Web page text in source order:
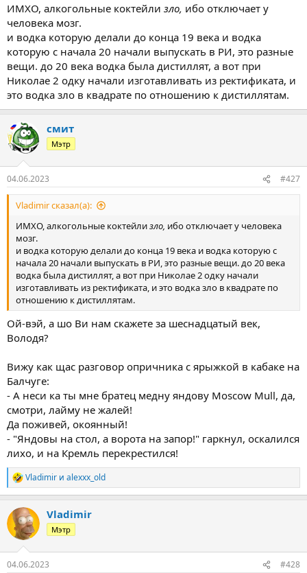
ИМХО, алкогольные коктейли зло, ибо отключает у
человека мозг.
и водка которую делали до конца 19 века и водка
которую с начала 20 начали выпускать в РИ, это разные
вещи. до 20 века водка была дистиллят, а вот при
Николае 2 одку начали изготавливать из ректификата, и
это водка зло в квадрате по отношению к дистиллятам.
смит
Мэтр
04.06.2023 #427
Vladimir сказал(а):
ИМХО, алкогольные коктейлизло, ибо отключает у человека
мозг.
и водка которую делали до конца 19 века и водка которую с
начала 20 начали выпускать в РИ, это разные вещи. до 20 века
водка была дистиллят, а вот при Николае 2 одку начали
изготавливать из ректификата, и это водка зло в квадрате по
отношению к дистиллятам.
Ой-вэй, а шо Ви нам скажете за шеснадцатый век,
Володя?
Вижу как щас разговор опричника с ярыжкой в кабаке на
Балчуге:
- А неси ка ты мне братец медну яндову Moscow Mull, да,
смотри, лайму не жалей!
Да поживей, окоянный!
- "Яндовы на стол, а ворота на запор!" гаркнул, оскалился
лихо, и на Кремль перекрестился!
Р
е
к
ц
и
Vladimir и alexxx_old
Vladimir
Мэтр
04.06.2023 #428